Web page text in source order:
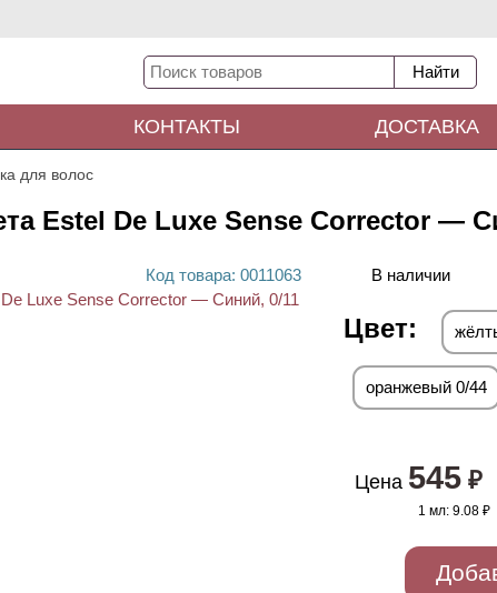
КОНТАКТЫ ДОСТАВКА
для волос
Estel De Luxe Sense Corrector —
Код товара: 0011063 В наличии
Цвет:
оранжевый 0/44
Цена 545 ₽
1 мл: 9.08 ₽